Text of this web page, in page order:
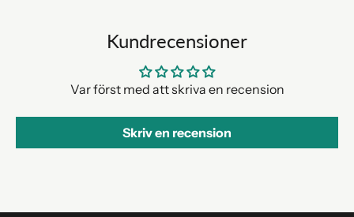
Kundrecensioner
Var först med att skriva en recension
Skriv en recension